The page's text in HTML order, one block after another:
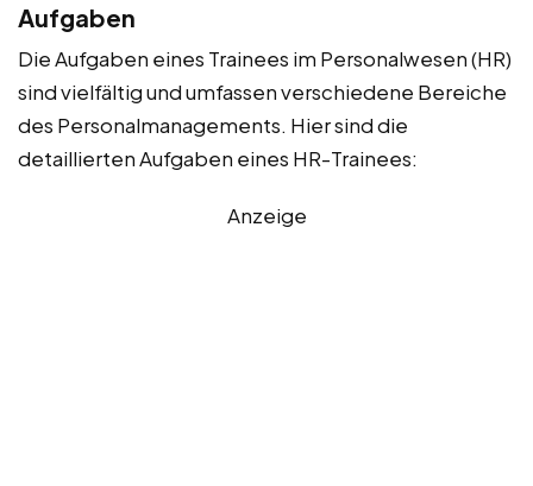
Aufgaben
Die Aufgaben eines Trainees im Personalwesen (HR)
sind vielfältig und umfassen verschiedene Bereiche
des Personalmanagements. Hier sind die
detaillierten Aufgaben eines HR-Trainees:
Anzeige